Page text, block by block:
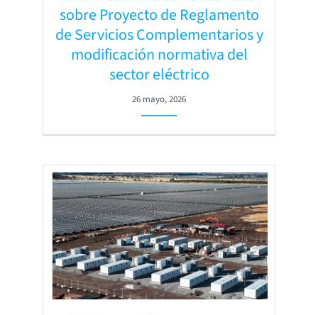
sobre Proyecto de Reglamento
de Servicios Complementarios y
modificación normativa del
sector eléctrico
26 mayo, 2026